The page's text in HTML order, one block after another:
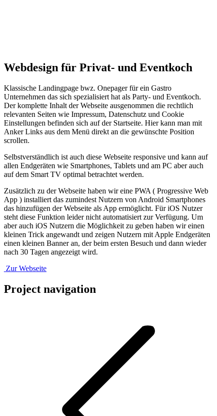
Webdesign für Privat- und Eventkoch
Klassische Landingpage bwz. Onepager für ein Gastro
Unternehmen das sich spezialisiert hat als Party- und Eventkoch.
Der komplette Inhalt der Webseite ausgenommen die rechtlich
relevanten Seiten wie Impressum, Datenschutz und Cookie
Einstellungen befinden sich auf der Startseite. Hier kann man mit
Anker Links aus dem Menü direkt an die gewünschte Position
scrollen.
Selbstverständlich ist auch diese Webseite responsive und kann auf
allen Endgeräten wie Smartphones, Tablets und am PC aber auch
auf dem Smart TV optimal betrachtet werden.
Zusätzlich zu der Webseite haben wir eine PWA ( Progressive Web
App ) installiert das zumindest Nutzern von Android Smartphones
das hinzufügen der Webseite als App ermöglicht. Für iOS Nutzer
steht diese Funktion leider nicht automatisiert zur Verfügung. Um
aber auch iOS Nutzern die Möglichkeit zu geben haben wir einen
kleinen Trick angewandt und zeigen Nutzern mit Apple Endgeräten
einen kleinen Banner an, der beim ersten Besuch und dann wieder
nach 30 Tagen angezeigt wird.
Zur Webseite
Project navigation